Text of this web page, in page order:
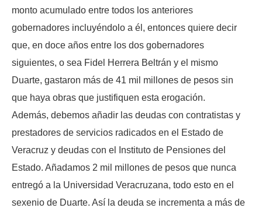
monto acumulado entre todos los anteriores
gobernadores incluyéndolo a él, entonces quiere decir
que, en doce años entre los dos gobernadores
siguientes, o sea Fidel Herrera Beltrán y el mismo
Duarte, gastaron más de 41 mil millones de pesos sin
que haya obras que justifiquen esta erogación.
Además, debemos añadir las deudas con contratistas y
prestadores de servicios radicados en el Estado de
Veracruz y deudas con el Instituto de Pensiones del
Estado. Añadamos 2 mil millones de pesos que nunca
entregó a la Universidad Veracruzana, todo esto en el
sexenio de Duarte. Así la deuda se incrementa a más de